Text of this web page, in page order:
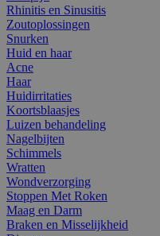
Rhinitis en Sinusitis
Zoutoplossingen
Snurken
Huid en haar
Acne
Haar
Huidirritaties
Koortsblaasjes
Luizen behandeling
Nagelbijten
Schimmels
Wratten
Wondverzorging
Stoppen Met Roken
Maag en Darm
Braken en Misselijkheid